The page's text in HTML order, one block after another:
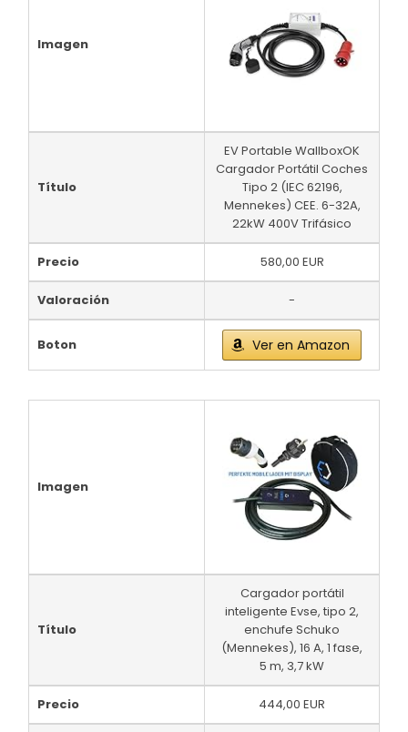
Imagen
Título
EV Portable WallboxOK
Cargador Portátil Coches
Tipo 2 (IEC 62196,
Mennekes) CEE. 6-32A,
22kW 400V Trifásico
Precio 580,00 EUR
Valoración -
Boton Ver en Amazon
Imagen
Título
Cargador portátil
inteligente Evse, tipo 2,
enchufe Schuko
(Mennekes), 16 A, 1 fase,
5 m, 3,7 kW
Precio 444,00 EUR